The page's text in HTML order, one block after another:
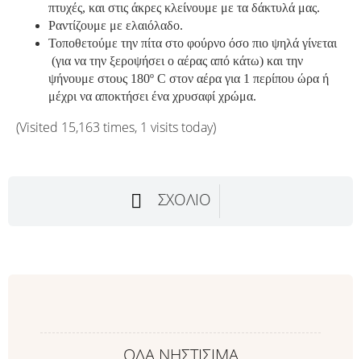
πτυχές, και στις άκρες κλείνουμε με τα δάκτυλά μας.
Ραντίζουμε με ελαιόλαδο.
Τοποθετούμε την πίτα στο φούρνο όσο πιο ψηλά γίνεται
(για να την ξεροψήσει ο αέρας από κάτω) και την
ψήνουμε στους 180º C στον αέρα για 1 περίπου ώρα ή
μέχρι να αποκτήσει ένα χρυσαφί χρώμα.
(Visited 15,163 times, 1 visits today)
ΣΧΌΛΙΟ
ΟΛΑ ΝΗΣΤΙΣΙΜΑ